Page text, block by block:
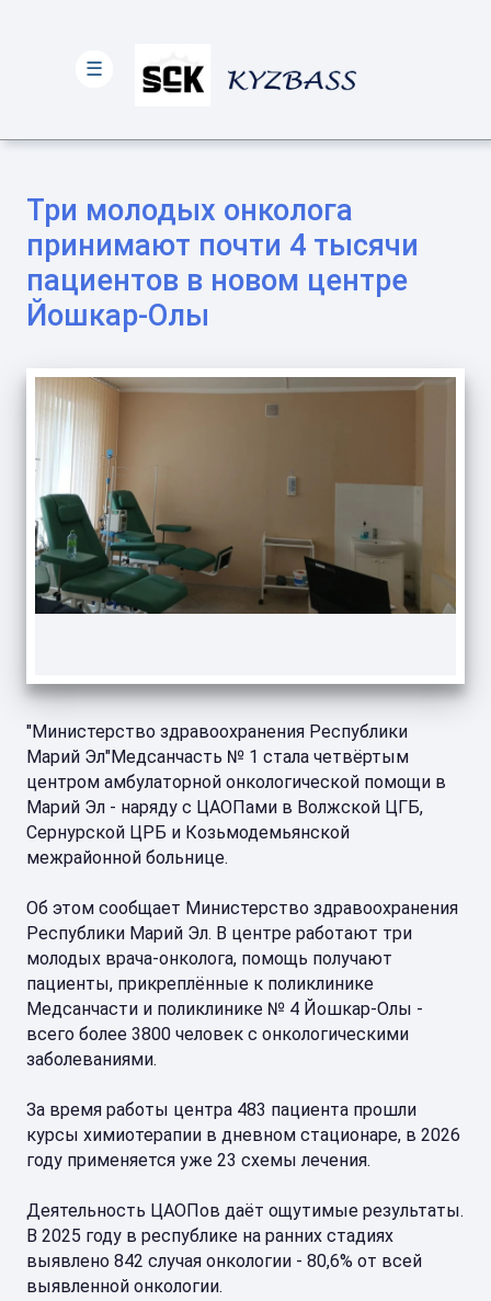
Три молодых онколога
принимают почти 4 тысячи
пациентов в новом центре
Йошкар-Олы
"Министерство здравоохранения Республики
Марий Эл"Медсанчасть № 1 стала четвёртым
центром амбулаторной онкологической помощи в
Марий Эл - наряду с ЦАОПами в Волжской ЦГБ,
Сернурской ЦРБ и Козьмодемьянской
межрайонной больнице.
Об этом сообщает Министерство здравоохранения
Республики Марий Эл. В центре работают три
молодых врача-онколога, помощь получают
пациенты, прикреплённые к поликлинике
Медсанчасти и поликлинике № 4 Йошкар-Олы -
всего более 3800 человек с онкологическими
заболеваниями.
За время работы центра 483 пациента прошли
курсы химиотерапии в дневном стационаре, в 2026
году применяется уже 23 схемы лечения.
Деятельность ЦАОПов даёт ощутимые результаты.
В 2025 году в республике на ранних стадиях
выявлено 842 случая онкологии - 80,6% от всей
выявленной онкологии.
☰